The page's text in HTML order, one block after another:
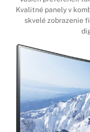
Kvalitné panely v
skvelé zobrazenie